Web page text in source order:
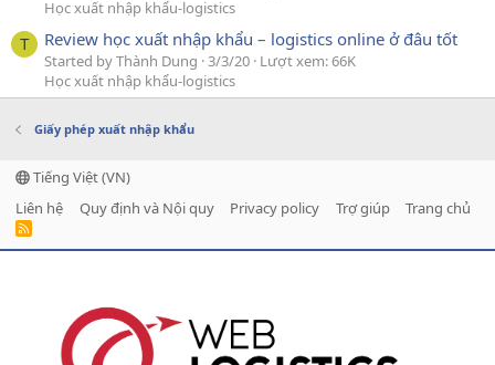
Học xuất nhập khẩu-logistics
T Review học xuất nhập khẩu – logistics online ở đâu tốt
Started by Thành Dung 3/3/20 Lượt xem: 66K
Học xuất nhập khẩu-logistics
Giấy phép xuất nhập khẩu
Tiếng Việt (VN)
Liên hệ
Quy định và Nội quy Privacy policy Trợ giúp Trang chủ
R